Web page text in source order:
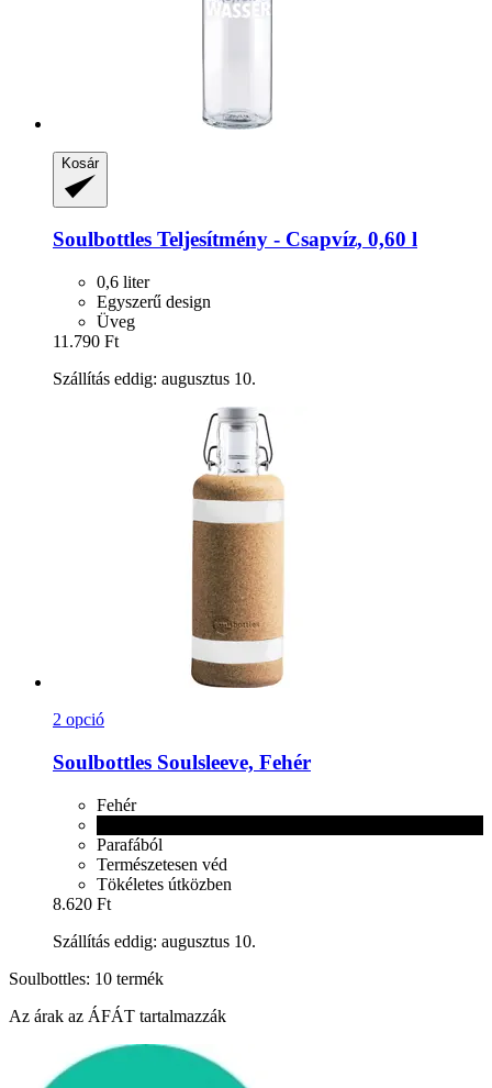
Kosár
Soulbottles Teljesítmény -​ Csapvíz, 0,60 l
0,6 liter
Egyszerű design
Üveg
11.790 Ft
Szállítás eddig: augusztus 10.
2 opció
Soulbottles Soulsleeve, Fehér
Fehér
Parafából
Természetesen véd
Tökéletes útközben
8.620 Ft
Szállítás eddig: augusztus 10.
Soulbottles: 10 termék
Az árak az ÁFÁT tartalmazzák